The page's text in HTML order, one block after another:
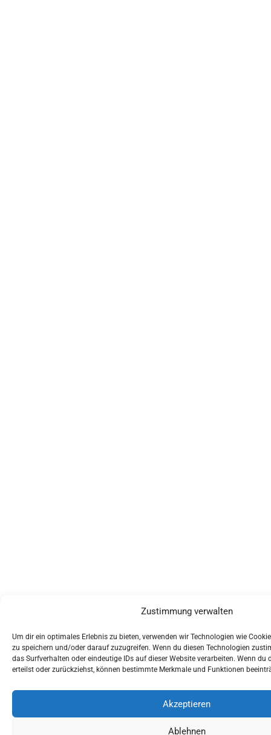
Zustimmung verwalten
Um dir ein optimales Erlebnis zu bieten, verwenden wir Technologien wie
zu speichern und/oder darauf zuzugreifen. Wenn du diesen Technologien
das Surfverhalten oder eindeutige IDs auf dieser Website verarbeiten. Wenn
erteilst oder zurückziehst, können bestimmte Merkmale und Funktionen
Akzeptieren
Ablehnen